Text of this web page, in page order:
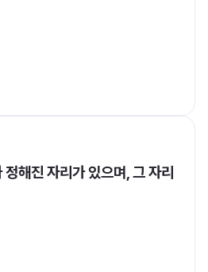
해진 자리가 있으며, 그 자리